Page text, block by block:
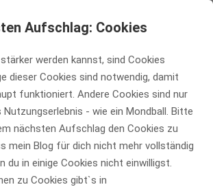
Kurs ist derzeit
😥
Aufschlag: Cookies
werden kannst, sind Cookies
dieser Cookies sind notwendig, damit
funktioniert. Andere Cookies sind nur
- wie ein Mondball. Bitte
nächsten Aufschlag den Cookies zu
mein Blog für dich nicht mehr vollständig
du in einige Cookies nicht einwilligst.
zu Cookies gibt`s in